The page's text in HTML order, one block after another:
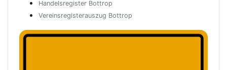
Handelsregister Bottrop
Vereinsregisterauszug Bottrop